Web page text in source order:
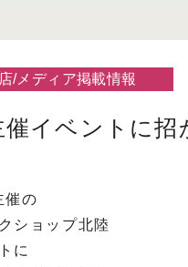
/メディア掲載情報
イベントに招
催の
ショップ北陸
に